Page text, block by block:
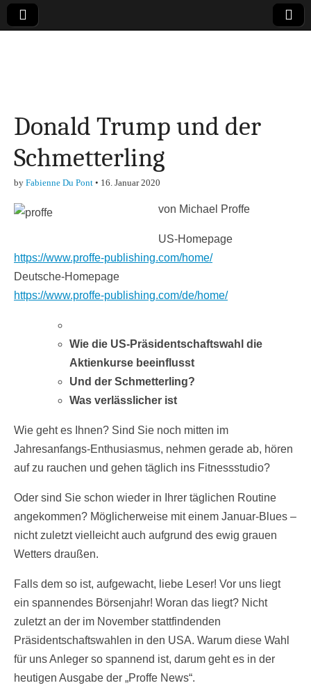
Finanzen,
Marketing-, Vertrieb-
& Investment-Tipps
Donald Trump und der
Schmetterling
by Fabienne Du Pont • 16. Januar 2020
von Michael Proffe
US-Homepage
https://www.proffe-publishing.com/home/
Deutsche-Homepage
https://www.proffe-publishing.com/de/home/
Wie die US-Präsidentschaftswahl die
Aktienkurse beeinflusst
Und der Schmetterling?
Was verlässlicher ist
Wie geht es Ihnen? Sind Sie noch mitten im
Jahresanfangs-Enthusiasmus, nehmen gerade ab, hören
auf zu rauchen und gehen täglich ins Fitnessstudio?
Oder sind Sie schon wieder in Ihrer täglichen Routine
angekommen? Möglicherweise mit einem Januar-Blues –
nicht zuletzt vielleicht auch aufgrund des ewig grauen
Wetters draußen.
Falls dem so ist, aufgewacht, liebe Leser! Vor uns liegt
ein spannendes Börsenjahr! Woran das liegt? Nicht
zuletzt an der im November stattfindenden
Präsidentschaftswahlen in den USA. Warum diese Wahl
für uns Anleger so spannend ist, darum geht es in der
heutigen Ausgabe der „Proffe News“.